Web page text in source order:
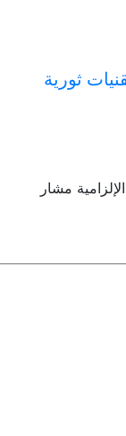
تقنيات ثورية
مشار